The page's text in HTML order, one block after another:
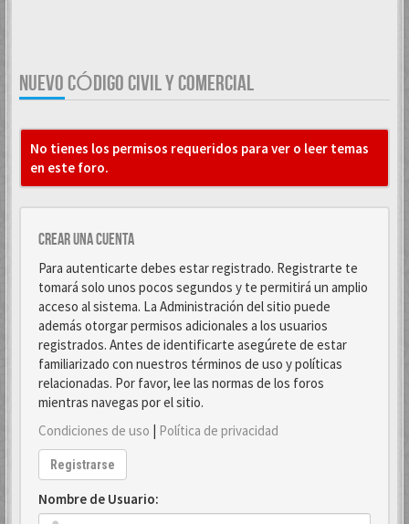
NUEVO CÓDIGO CIVIL Y COMERCIAL
No tienes los permisos requeridos para ver o leer temas
en este foro.
Crear una cuenta
Para autenticarte debes estar registrado. Registrarte te
tomará solo unos pocos segundos y te permitirá un amplio
acceso al sistema. La Administración del sitio puede
además otorgar permisos adicionales a los usuarios
registrados. Antes de identificarte asegúrete de estar
familiarizado con nuestros términos de uso y políticas
relacionadas. Por favor, lee las normas de los foros
mientras navegas por el sitio.
Condiciones de uso | Política de privacidad
Registrarse
Nombre de Usuario: